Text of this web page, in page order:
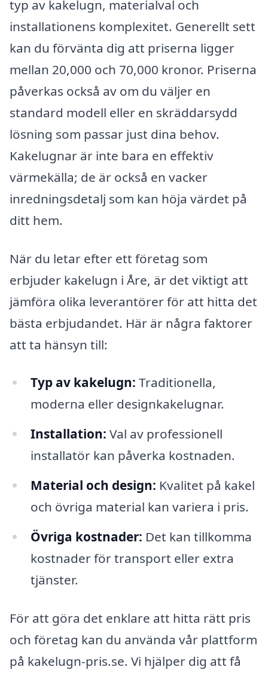
typ av kakelugn, materialval och
installationens komplexitet. Generellt sett
kan du förvänta dig att priserna ligger
mellan 20,000 och 70,000 kronor. Priserna
påverkas också av om du väljer en
standard modell eller en skräddarsydd
lösning som passar just dina behov.
Kakelugnar är inte bara en effektiv
värmekälla; de är också en vacker
inredningsdetalj som kan höja värdet på
ditt hem.
När du letar efter ett företag som
erbjuder kakelugn i Åre, är det viktigt att
jämföra olika leverantörer för att hitta det
bästa erbjudandet. Här är några faktorer
att ta hänsyn till:
Typ av kakelugn: Traditionella,
moderna eller designkakelugnar.
Installation: Val av professionell
installatör kan påverka kostnaden.
Material och design: Kvalitet på kakel
och övriga material kan variera i pris.
Övriga kostnader: Det kan tillkomma
kostnader för transport eller extra
tjänster.
För att göra det enklare att hitta rätt pris
och företag kan du använda vår plattform
på kakelugn-pris.se. Vi hjälper dig att få